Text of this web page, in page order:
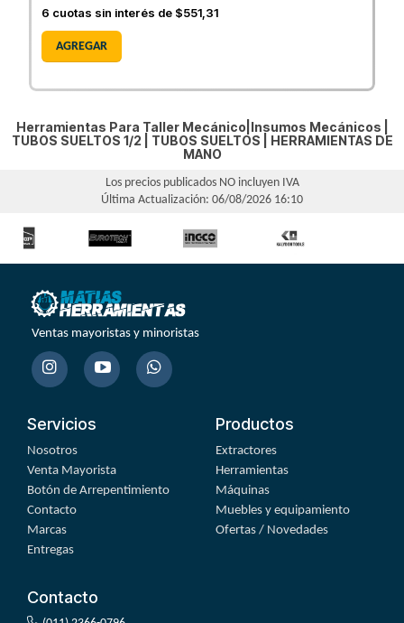
6 cuotas sin interés de $551,31
AGREGAR
Herramientas Para Taller Mecánico|Insumos Mecánicos |
TUBOS SUELTOS 1/2| TUBOS SUELTOS
HERRAMIENTAS DE
MANO
Los precios publicados NO incluyen IVA
Última Actualización: 06/08/2026 16:10
Ventas mayoristas y minoristas
Servicios
Nosotros
Venta Mayorista
Botón de Arrepentimiento
Contacto
Marcas
Entregas
Productos
Extractores
Herramientas
Máquinas
Muebles y equipamiento
Ofertas / Novedades
Contacto